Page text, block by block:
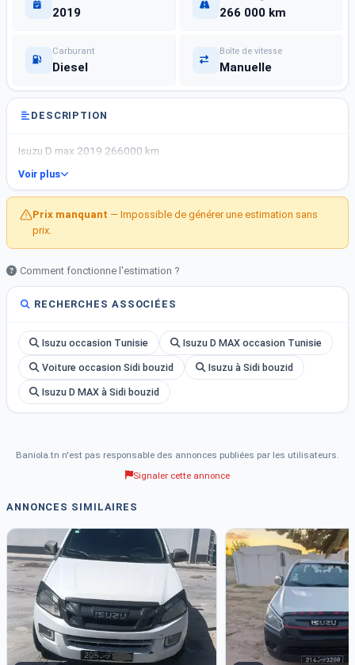
2019 266 000 km
Carburant
Diesel
Boîte de vitesse
Manuelle
DESCRIPTION
Isuzu D max 2019 266000 km
Voir plus
Prix manquant — Impossible de générer une estimation sans
prix.
Comment fonctionne l'estimation ?
RECHERCHES ASSOCIÉES
Isuzu occasion Tunisie Isuzu D MAX occasion Tunisie
Voiture occasion Sidi bouzid Isuzu à Sidi bouzid
Isuzu D MAX à Sidi bouzid
Baniola.tn n'est pas responsable des annonces publiées par les utilisateurs.
Signaler cette annonce
ANNONCES SIMILAIRES